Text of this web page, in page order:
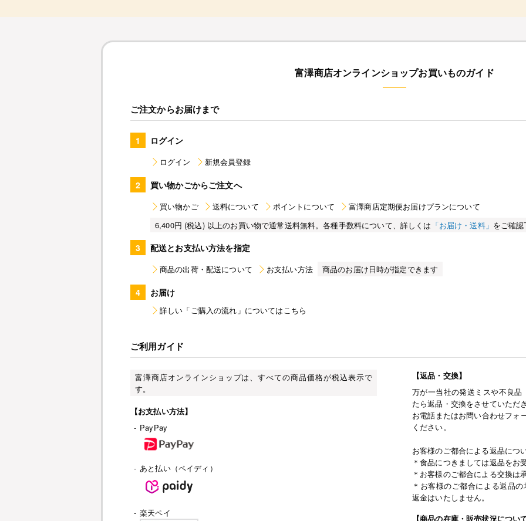
富澤商店オンラインショップお買いものガイド
ご注文からお届けまで
1 ログイン
ログイン 新規会員登録
2 買い物かごからご注文へ
買い物かご 送料について ポイントについて
富澤商店定期便お届けプランについて
6,400円 (税込) 以上のお買い物で通常送料無料。各種手数料について、詳しくは 「お届け・送料」 をご確
3 配送とお支払い方法を指定
商品の出荷・配送について お支払い方法 商品のお届け日時が指定できます
4 お届け
詳しい「ご購入の流れ」についてはこちら
ご利用ガイド
富澤商店オンラインショップは、すべての商品価格が税込表示で
す。
【お支払い方法】
- PayPay
- あと払い（ペイディ）
- 楽天ペイ
【返品・交換】
万が一当社の発送ミスや不良
たら返品・交換をさせていただ
お電話またはお問い合わせフォ
ください。
お客様のご都合による返品につ
＊食品につきましては返品をお
＊お客様のご都合による交換は
＊お客様のご都合による返品
返金はいたしません。
【商品の在庫・販売状況につい